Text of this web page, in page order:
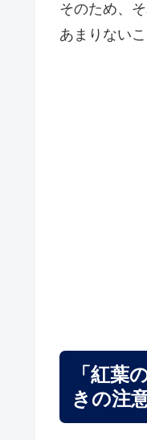
そのため、
あまりない
「紅葉
きの注